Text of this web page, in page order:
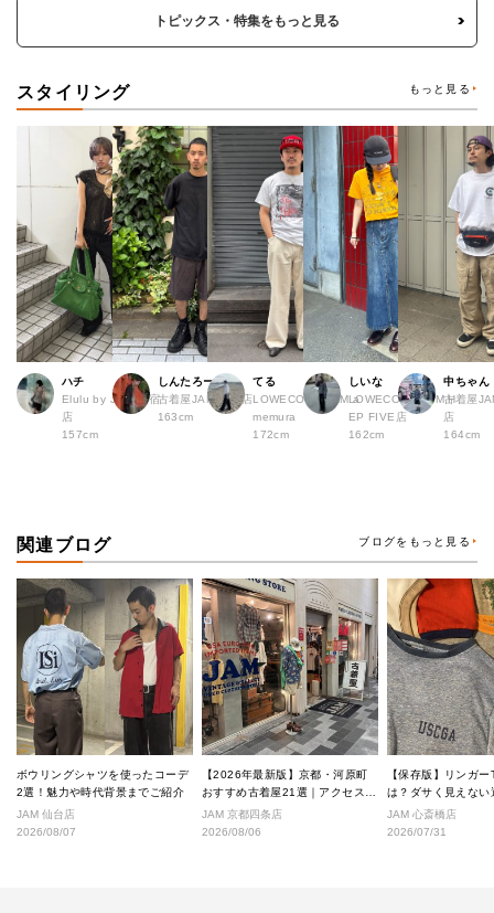
トピックス・特集をもっと見る
スタイリング もっと見る
ハチ
Elulu by JAM 原宿
店
157cm
しんたろー
古着屋JAM 仙台店
163cm
てる
LOWECO by JAM a
memura
172cm
しいな
LOWECO by JAM H
EP FIVE店
162cm
中ちゃん
古着屋
店
164cm
関連ブログ ブログをもっと見る
ボウリングシャツを使ったコーデ
2選！魅力や時代背景までご紹介
JAM 仙台店
2026/08/07
【2026年最新版】京都・河原町
おすすめ古着屋21選｜アクセス良
好な絶対行くべきショップ厳選！
JAM 京都四条店
2026/08/06
【保存版】リンガ
は？ダサく見えない
なし完全ガイド
JAM 心斎橋店
2026/07/31